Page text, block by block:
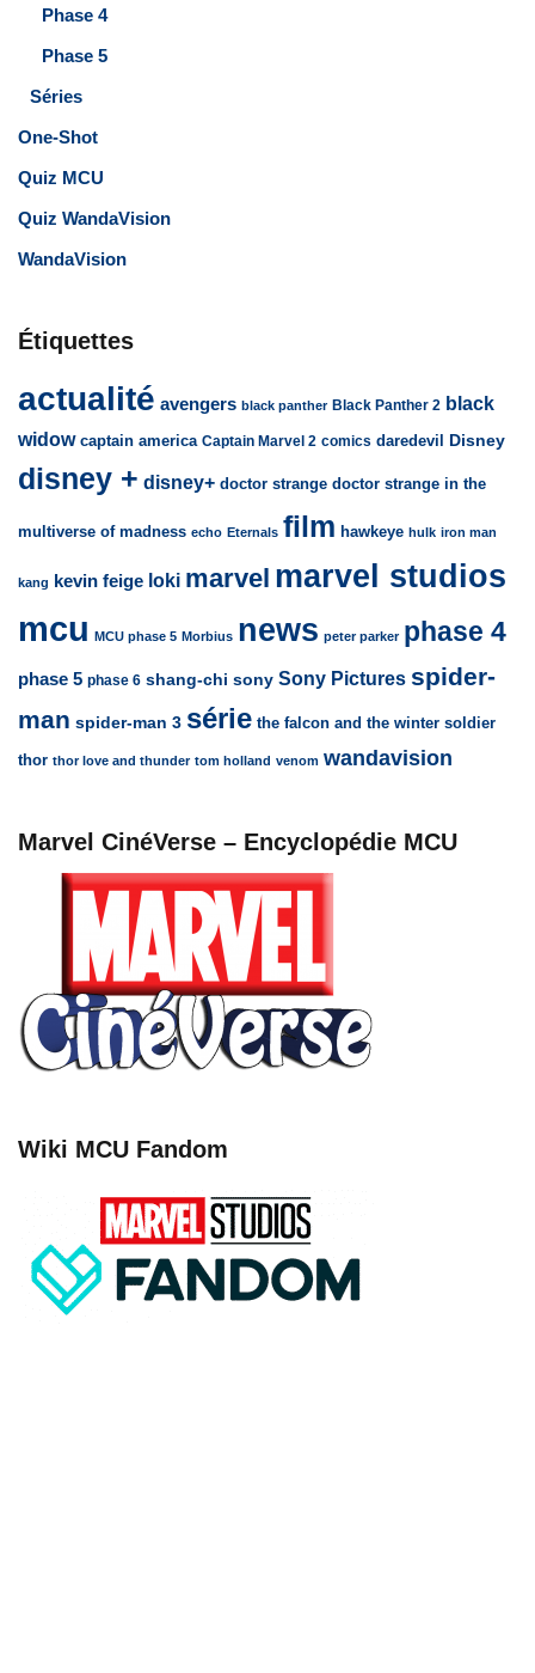
Phase 4
Phase 5
Séries
One-Shot
Quiz MCU
Quiz WandaVision
WandaVision
Étiquettes
actualité avengers black panther Black Panther 2 black
widow captain america Captain Marvel 2 comics daredevil Disney
disney + disney+ doctor strange doctor strange in the
multiverse of madness echo Eternals film hawkeye hulk iron man
kang kevin feige loki marvel marvel studios
mcu MCU phase 5 Morbius news peter parker phase 4
phase 5 phase 6 shang-chi sony Sony Pictures spider-
man spider-man 3 série the falcon and the winter soldier
thor thor love and thunder tom holland venom wandavision
Marvel CinéVerse – Encyclopédie MCU
Wiki MCU Fandom